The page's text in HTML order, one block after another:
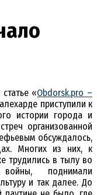
«Obdorsk.pro –
приступили к
истории города и
организованной
обсуждалось,
Многих из них, к
трудились в тылу во
поднимали
и так далее. До